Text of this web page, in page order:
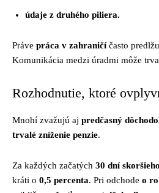
údaje z druhého piliera.
Práve práca v zahraničíčasto
Komunikácia medzi úradmi môže
Rozhodnutie, ktoré
Mnohí zvažujú aj predčasný
trvalé zníženie penzie.
Za každých začatých 30 dní
kráti o 0,5 percenta. Pri odchode o